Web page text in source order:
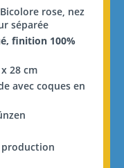
Bicolore rose, nez
séparée
finition 100%
28 cm
avec coques en